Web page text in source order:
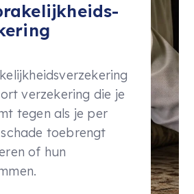
verzekering die je
tegen als je per
toebrengt
of hun